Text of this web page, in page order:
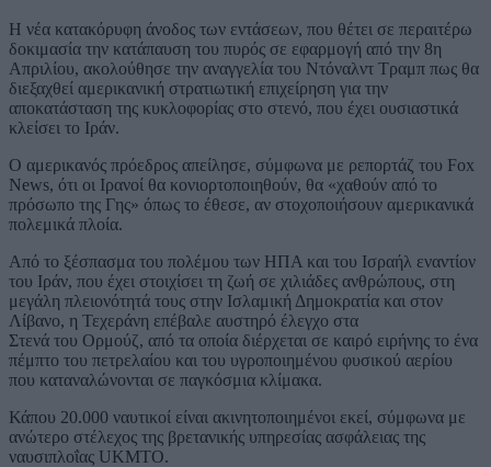
Η νέα κατακόρυφη άνοδος των εντάσεων, που θέτει σε περαιτέρω
δοκιμασία την κατάπαυση του πυρός σε εφαρμογή από την 8η
Απριλίου, ακολούθησε την αναγγελία του Ντόναλντ Τραμπ πως θα
διεξαχθεί αμερικανική στρατιωτική επιχείρηση για την
αποκατάσταση της κυκλοφορίας στο στενό, που έχει ουσιαστικά
κλείσει το Ιράν.
Ο αμερικανός πρόεδρος απείλησε, σύμφωνα με ρεπορτάζ του Fox
News, ότι οι Ιρανοί θα κονιορτοποιηθούν, θα «χαθούν από το
πρόσωπο της Γης» όπως το έθεσε, αν στοχοποιήσουν αμερικανικά
πολεμικά πλοία.
Από το ξέσπασμα του πολέμου των ΗΠΑ και του Ισραήλ εναντίον
του Ιράν, που έχει στοιχίσει τη ζωή σε χιλιάδες ανθρώπους, στη
μεγάλη πλειονότητά τους στην Ισλαμική Δημοκρατία και στον
Λίβανο, η Τεχεράνη επέβαλε αυστηρό έλεγχο στα
Στενά του Ορμούζ, από τα οποία διέρχεται σε καιρό ειρήνης το ένα
πέμπτο του πετρελαίου και του υγροποιημένου φυσικού αερίου
που καταναλώνονται σε παγκόσμια κλίμακα.
Κάπου 20.000 ναυτικοί είναι ακινητοποιημένοι εκεί, σύμφωνα με
ανώτερο στέλεχος της βρετανικής υπηρεσίας ασφάλειας της
ναυσιπλοΐας UKMTO.